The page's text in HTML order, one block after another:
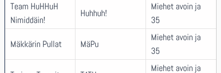
Team HuHHuH
Nimiddäin!
Huhhuh!
Miehet avoin ja
35
Mäkkärin Pullat MäPu
Miehet avoin ja
35
Miehet avoin ja